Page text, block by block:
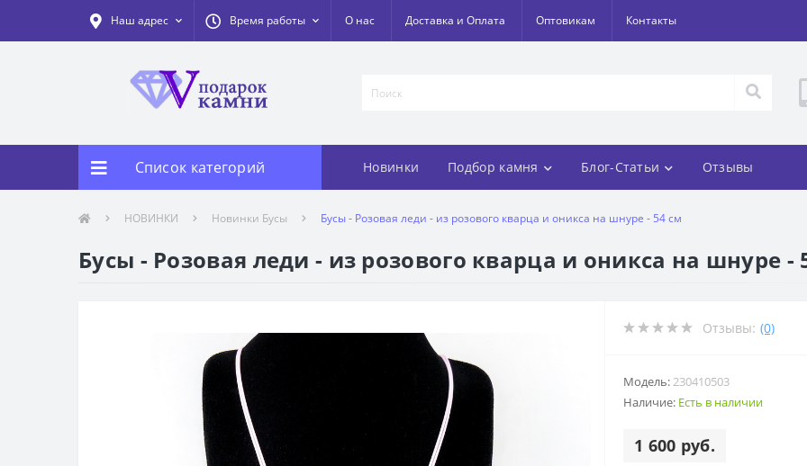
Наш адрес Время работы О нас Доставка и Оплата Оптовикам Контакты
Список категорий Новинки Подбор камня Блог-Статьи Отзывы
НОВИНКИ Новинки Бусы Бусы - Розовая леди - из розового кварца и оникса на шнуре - 54 см
Бусы - Розовая леди - из розового кварца и оникса на шнуре -
Отзывы: (0)
Модель: 230410503
Наличие: Есть в наличии
1 600 руб.